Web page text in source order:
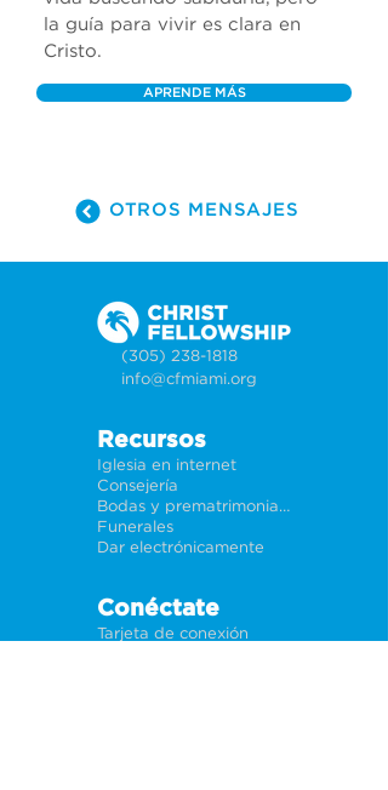
la guía para vivir es clara en
Cristo.
APRENDE MÁS
OTROS MENSAJES
(305) 238-1818
info@cfmiami.org
Recursos
Iglesia en internet
Consejería
Bodas y prematrimoniales
Funerales
Dar electrónicamente
Conéctate
Tarjeta de conexión